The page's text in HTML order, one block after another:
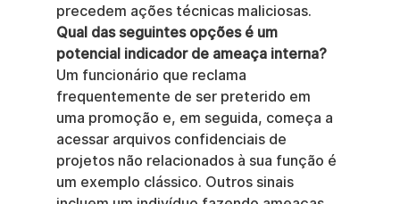
precedem ações técnicas maliciosas.
Qual das seguintes opções é um
potencial indicador de ameaça interna?
Um funcionário que reclama
frequentemente de ser preterido em
uma promoção e, em seguida, começa a
acessar arquivos confidenciais de
projetos não relacionados à sua função é
um exemplo clássico. Outros sinais